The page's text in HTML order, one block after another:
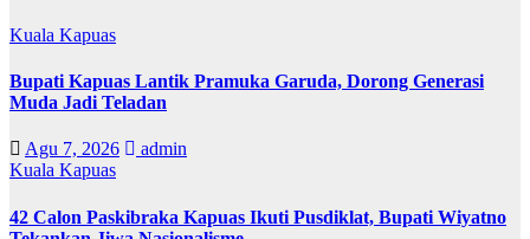
Kuala Kapuas
Bupati Kapuas Lantik Pramuka Garuda, Dorong Generasi
Muda Jadi Teladan
Agu 7, 2026
admin
Kuala Kapuas
42 Calon Paskibraka Kapuas Ikuti Pusdiklat, Bupati Wiyatno